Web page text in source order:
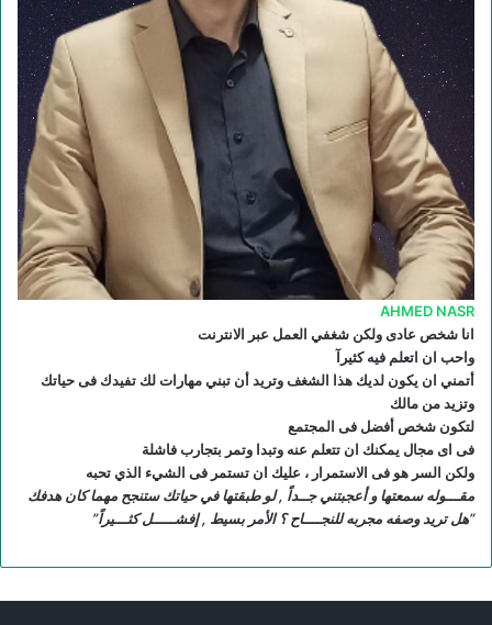
م
و
ق
AHMED NASR
انا شخص عادى ولكن شغفي العمل عبر الانترنت
واحب ان اتعلم فيه كثيرآ
أتمني ان يكون لديك هذا الشغف وتريد أن تبني مهارات لك تفيدك فى حياتك
وتزيد من مالك
لتكون شخص أفضل فى المجتمع
فى اى مجال يمكنك ان تتعلم عنه وتبدا وتمر بتجارب فاشلة
ولكن السر هو فى الاستمرار ، عليك ان تستمر فى الشيء الذي تحبه
مقـــوله سمعتها و أعجبتني جــداً , لو طبقتها في حياتك ستنجح مهما كان هدفك
“هل تريد وصفه مجربه للنجــــاح ؟ الأمر بسيط , إفشـــــل كثـــيراً”